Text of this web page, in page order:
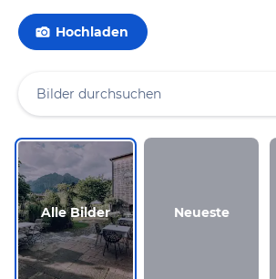
Hochladen
Alle Bilder Neueste